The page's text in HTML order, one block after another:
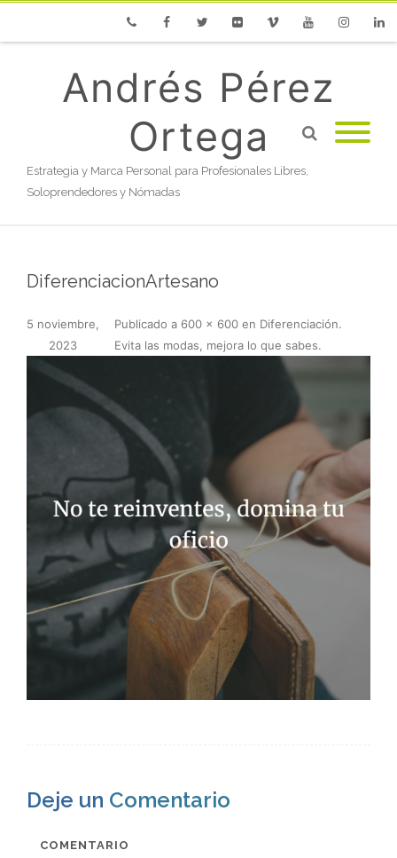
Andrés Pérez
Ortega
Estrategia y Marca Personal para Profesionales Libres,
Soloprendedores y Nómadas
DiferenciacionArtesano
Publicado
5 noviembre,
2023
a 600 × 600 en Diferenciación.
Evita las modas, mejora lo que sabes.
Deje un Comentario
COMENTARIO